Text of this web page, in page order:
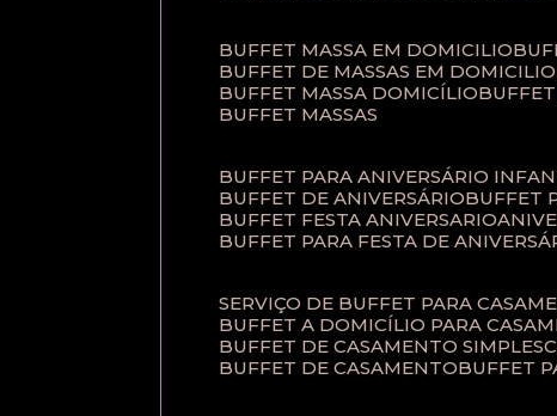
BUFFET MASSA EM DOMICILIO
BUFFET DE MASSAS EM DOMICILIO
BUFFET MASSA DOMICÍLIO
BUFFET MASSAS
BUFFET PARA ANIVERSÁRIO
BUFFET DE ANIVERSÁRIO
BUFFET FESTA ANIVERSARIO
BUFFET PARA FESTA DE
SERVIÇO DE BUFFET PARA
BUFFET A DOMICÍLIO PARA
BUFFET DE CASAMENTO SIMPLES
BUFFET DE CASAMENTO
BUFFET